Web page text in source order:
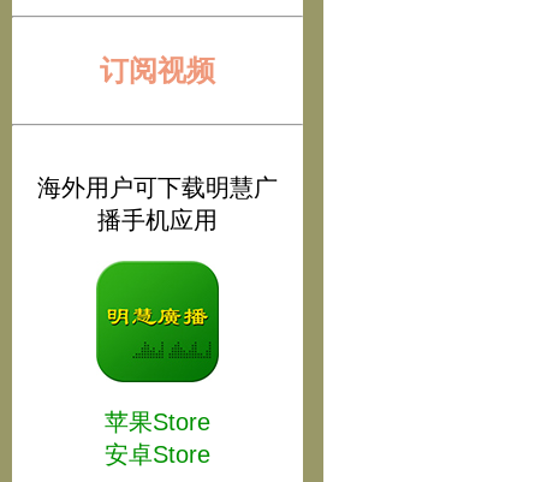
订阅视频
海外用户可下载明慧广
播手机应用
苹果Store
安卓Store